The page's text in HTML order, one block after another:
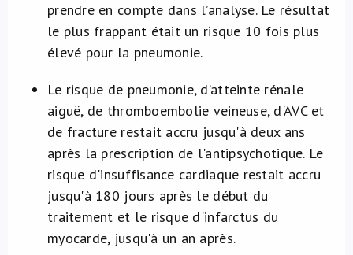
prendre en compte dans l’analyse. Le résultat
le plus frappant était un risque 10 fois plus
élevé pour la pneumonie.
Le risque de pneumonie, d’atteinte rénale
aiguë, de thromboembolie veineuse, d'AVC et
de fracture restait accru jusqu'à deux ans
après la prescription de l'antipsychotique. Le
risque d'insuffisance cardiaque restait accru
jusqu'à 180 jours après le début du
traitement et le risque d'infarctus du
myocarde, jusqu'à un an après.